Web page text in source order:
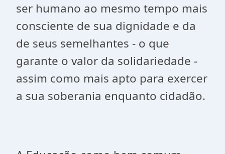
ser humano ao mesmo tempo mais
consciente de sua dignidade e da
de seus semelhantes - o que
garante o valor da solidariedade -
assim como mais apto para exercer
a sua soberania enquanto cidadão.